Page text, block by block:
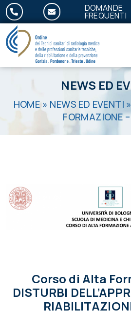
Salta al contenuto DOMANDE
FREQUENTI
NEWS ED
HOME» NEWS ED EVENTI »
FORMAZIONE
Corso di Alta
DISTURBI